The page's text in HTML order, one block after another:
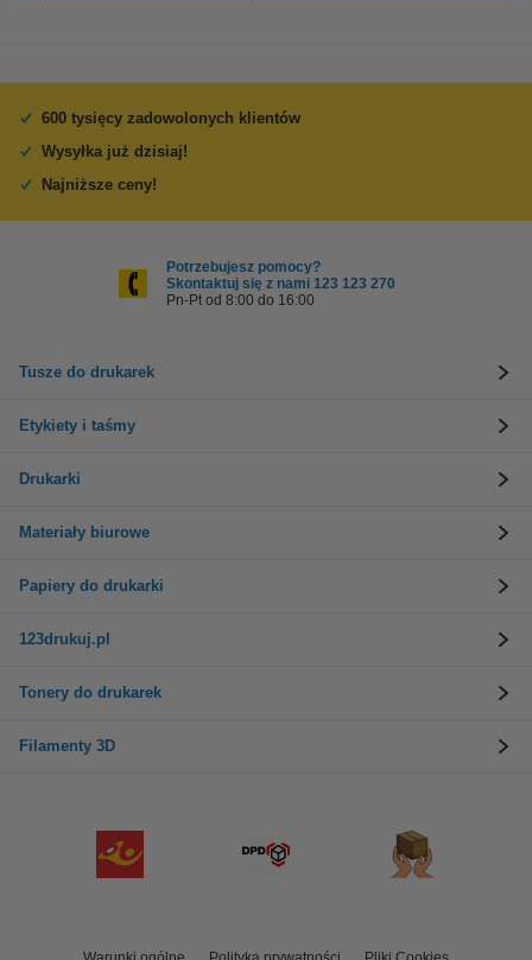
600 tysięcy zadowolonych klientów
Wysyłka już dzisiaj!
Najniższe ceny!
Potrzebujesz pomocy?
Skontaktuj się z nami 123 123 270
Pn-Pt od 8:00 do 16:00
Tusze do drukarek
Etykiety i taśmy
Drukarki
Materiały biurowe
Papiery do drukarki
123drukuj.pl
Tonery do drukarek
Filamenty 3D